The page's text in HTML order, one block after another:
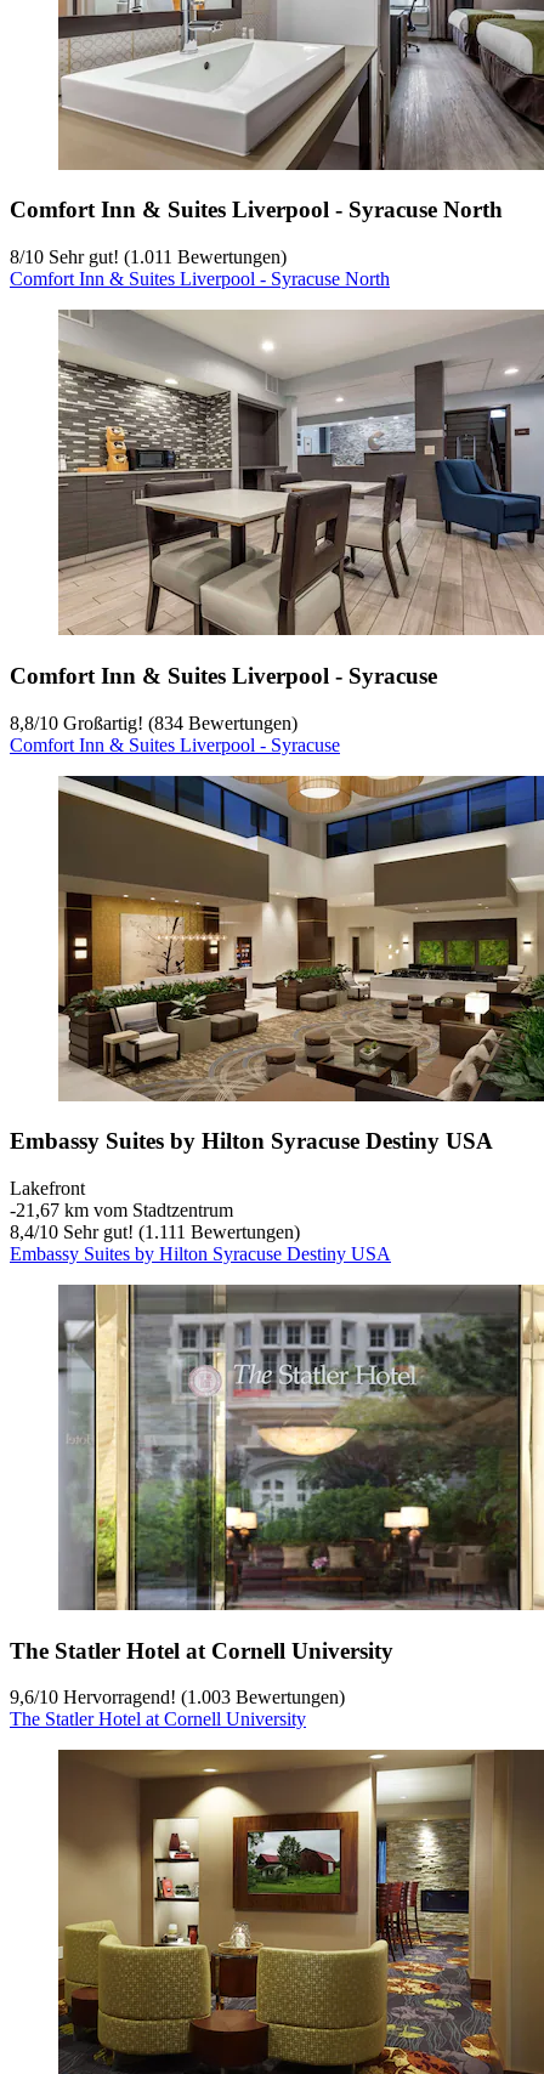
Comfort Inn & Suites Liverpool - Syracuse North
8/10 Sehr gut! (1.011 Bewertungen)
Comfort Inn & Suites Liverpool - Syracuse North
Comfort Inn & Suites Liverpool - Syracuse
8,8/10 Großartig! (834 Bewertungen)
Comfort Inn & Suites Liverpool - Syracuse
Embassy Suites by Hilton Syracuse Destiny USA
Lakefront
‐21,67 km vom Stadtzentrum
8,4/10 Sehr gut! (1.111 Bewertungen)
Embassy Suites by Hilton Syracuse Destiny USA
The Statler Hotel at Cornell University
9,6/10 Hervorragend! (1.003 Bewertungen)
The Statler Hotel at Cornell University